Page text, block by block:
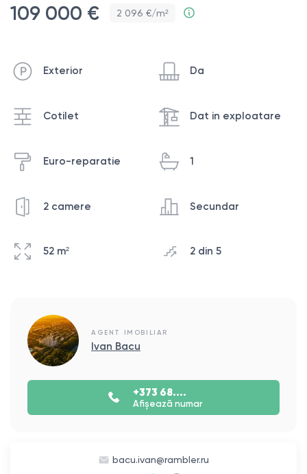
109 000 € 2 096 €/m²
Exterior Da
Cotilet Dat in exploatare
Euro-reparatie 1
2 camere Secundar
52 m² 2 din 5
AGENT IMOBILIAR
Ivan Bacu
+373 68....
Afișează numar
bacu.ivan@rambler.ru